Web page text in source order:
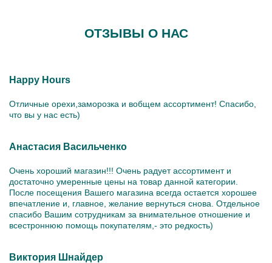
ОТЗЫВЫ О НАС
Happy Hours
Отличные орехи,заморозка и вобщем ассортимент! Спасибо,
что вы у нас есть)
Анастасия Васильченко
Очень хороший магазин!!! Очень радует ассортимент и
достаточно умеренные цены на товар данной категории.
После посещения Вашего магазина всегда остается хорошее
впечатление и, главное, желание вернуться снова. Отдельное
спасибо Вашим сотрудникам за внимательное отношение и
всестроннюю помощь покупателям,- это редкость)
Виктория Шнайдер